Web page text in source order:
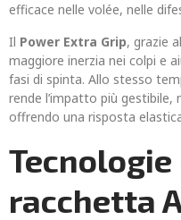
efficace nelle volée, nelle
Il Power Extra Grip, grazie
maggiore inerzia nei colpi e
fasi di spinta. Allo stesso
rende l’impatto più gestibile,
offrendo una risposta
racchetta